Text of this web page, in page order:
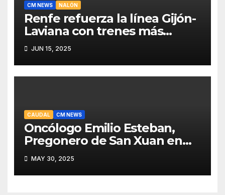
CM NEWS NALÓN
Renfe refuerza la línea Gijón-
Laviana con trenes más
fiables y mejor servicio para
recuperar viajeros
JUN 15, 2025
CAUDAL CM NEWS
Oncólogo Emilio Esteban,
Pregonero de San Xuan en
Mieres: Un Honor para Turón
y el HUCA
MAY 30, 2025